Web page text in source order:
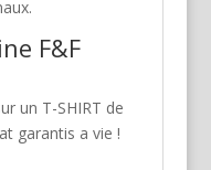
F&F
un T-SHIRT de
garantis a vie !